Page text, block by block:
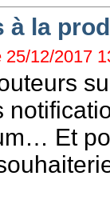
à la
12/2017
Et